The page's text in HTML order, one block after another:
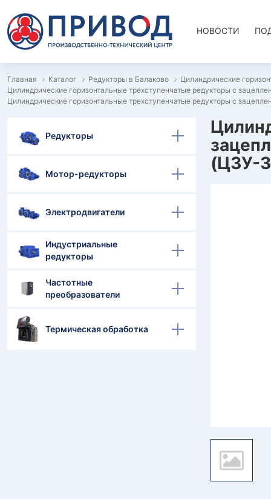
НОВОСТИ
Главная Каталог Редукторы в Балаково
Цилиндрические
Цилиндрические горизонтальные трехступенчатые редукторы с
Цилиндрические горизонтальные трехступенчатые редукторы с
Редукторы
Мотор-редукторы
Электродвигатели
Индустриальные
редукторы
Частотные
преобразователи
Термическая обработка
(Ц3У-